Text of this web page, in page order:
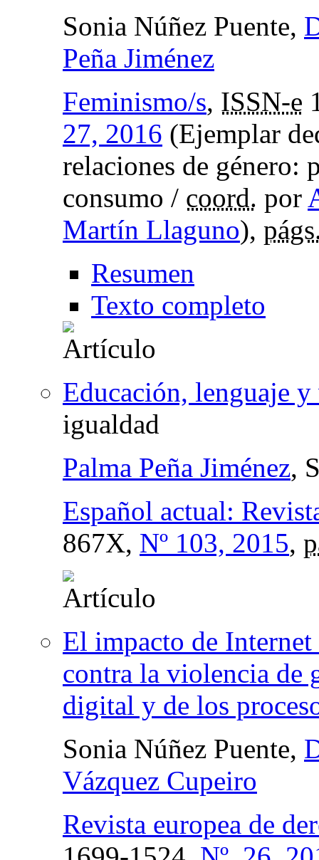
Sonia Núñez Puente,
Peña Jiménez
Feminismo/s, ISSN-e
27, 2016 (Ejemplar
relaciones de género:
consumo / coord. por
Martín Llaguno),
Resumen
Texto completo
Educación, lenguaje
igualdad
Palma Peña Jiménez,
Español actual:
867X, Nº 103, 2015,
El impacto de
contra la violencia de
digital y de los
Sonia Núñez Puente,
Vázquez Cupeiro
Revista europea de